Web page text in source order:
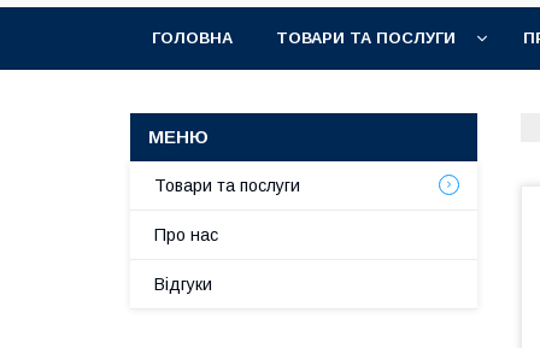
ГОЛОВНА ТОВАРИ ТА ПОСЛУГИ
Товари та послуги
Про нас
Відгуки